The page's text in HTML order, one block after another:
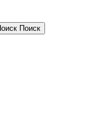
Поиск